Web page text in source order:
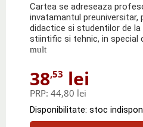
Cartea se adreseaza
invatamantul preuniversitar,
didactice si studentilor de
stiintific si tehnic, in special
mult
38,53 lei
PRP: 44,80 lei
Disponibilitate: stoc